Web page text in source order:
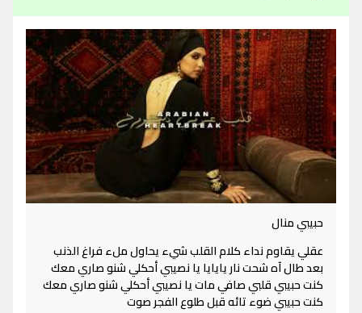
حبيبي منال
عقلي يقاوم نداء كلام القلب شيء يحاول ملء فراغ الذنب
بعد طال آه شحت نار يايايا يا نصيبي أحكلي شنو صاري معك
كنت حبيبي قلبي صافي مات يا نصيبي أحكلي شنو صاري معك
كنت حبيبي ضوء تائه قبل طلوع الفجر صوت